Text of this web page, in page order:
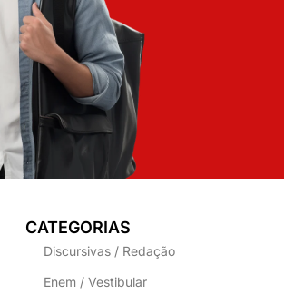
CATEGORIAS
Discursivas / Redação
Enem / Vestibular